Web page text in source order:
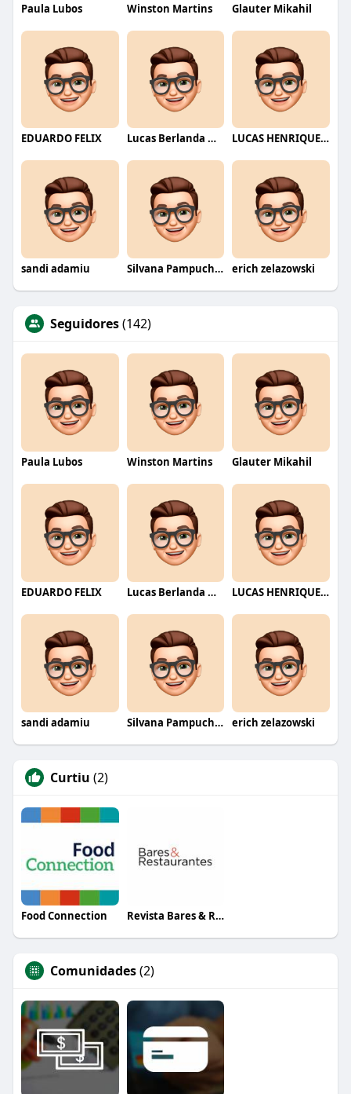
Paula Lubos Winston Martins Glauter Mikahil
EDUARDO FELIX Lucas Berlanda Moraes LUCAS HENRIQUE RIBEIRO
sandi adamiu Silvana Pampuch Andreata erich zelazowski
Seguidores(142)
Paula Lubos Winston Martins Glauter Mikahil
EDUARDO FELIX Lucas Berlanda Moraes LUCAS HENRIQUE RIBEIRO
sandi adamiu Silvana Pampuch Andreata erich zelazowski
Curtiu (2)
Food Connection Revista Bares & Restaurantes
Comunidades(2)